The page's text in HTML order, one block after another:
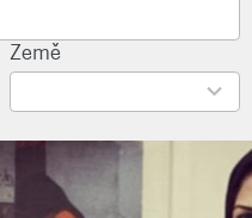
Země
135
results